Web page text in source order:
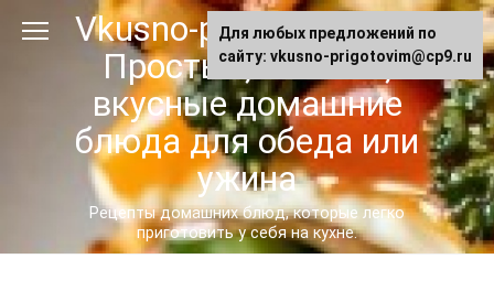
Vkusno-prigotovim.ru -
Простые, сытные,
вкусные домашние
блюда для обеда или
ужина
Рецепты домашних блюд, которые легко
приготовить у себя на кухне.
Для любых предложений по
сайту: vkusno-prigotovim@cp9.ru